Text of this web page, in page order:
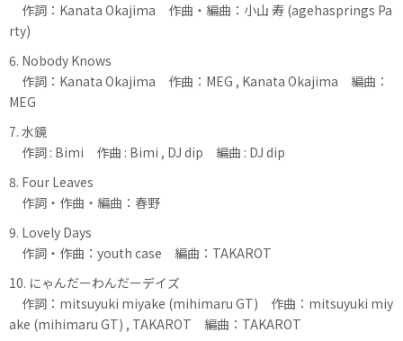
作詞：Kanata Okajima 作曲・編曲：小山 寿 (agehasprings Pa
rty)
6. Nobody Knows
作詞：Kanata Okajima 作曲：MEG , Kanata Okajima 編曲：
MEG
7. 水鏡
作詞 : Bimi 作曲 : Bimi , DJ dip 編曲 : DJ dip
8. Four Leaves
作詞・作曲・編曲：春野
9. Lovely Days
作詞・作曲：youth case 編曲：TAKAROT
10. にゃんだーわんだーデイズ
作詞：mitsuyuki miyake (mihimaru GT) 作曲：mitsuyuki miy
ake (mihimaru GT) , TAKAROT 編曲：TAKAROT